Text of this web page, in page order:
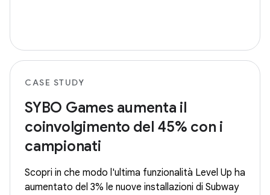
CASE STUDY
SYBO Games aumenta il
coinvolgimento del 45% con i
campionati
Scopri in che modo l'ultima funzionalità Level Up ha
aumentato del 3% le nuove installazioni di Subway